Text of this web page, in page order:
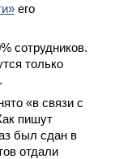
его
сотрудников.
только
«в связи с
пишут
был сдан в
отдали